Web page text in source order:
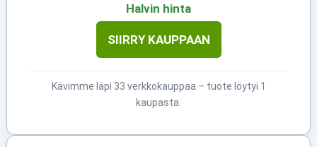
Halvin hinta
SIIRRY KAUPPAAN
Kävimme läpi 33 verkkokauppaa – tuote löytyi 1
kaupasta.